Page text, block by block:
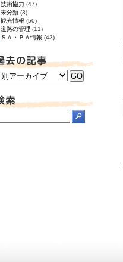
技術協力 (47)
未分類 (3)
観光情報 (50)
道路の管理 (11)
ＳＡ・ＰＡ情報 (43)